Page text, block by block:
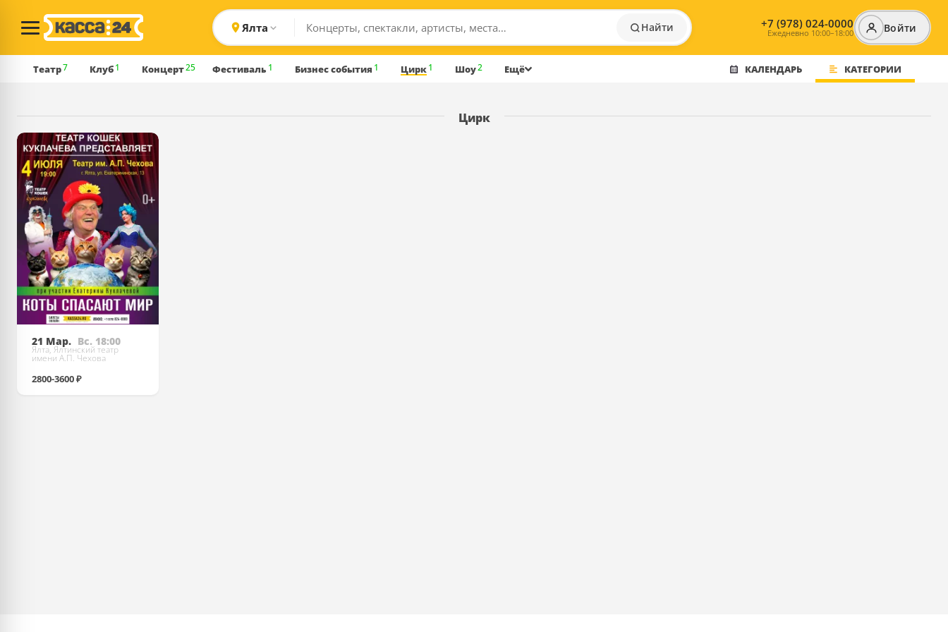
Ялта Найти +7 (978) 024-0000
Ежедневно 10:00–18:00 Войти
Театр7 Клуб1 Концерт25 Фестиваль 1 Бизнес события 1 Цирк1 Шоу2 Ещё КАЛЕНДАРЬ КАТЕГОРИИ
Цирк
21 Мар. Вс. 18:00
Ялта, Ялтинский театр
имени А.П. Чехова
2800-3600 ₽